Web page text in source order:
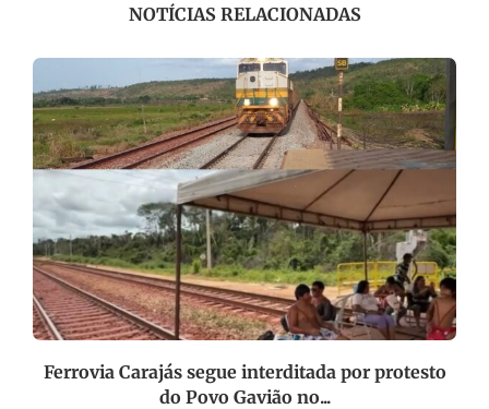
NOTÍCIAS RELACIONADAS
Ferrovia Carajás segue interditada por protesto
do Povo Gavião no...